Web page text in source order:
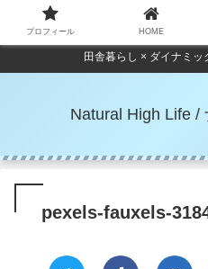
田舎暮らし × ダイナミッ
Natural High Life /
pexels-fauxels-
プロフィール HOME